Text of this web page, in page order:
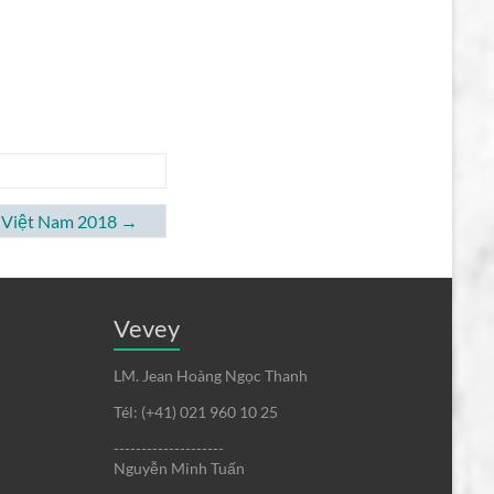
Nam 2018 →
Vevey
LM. Jean Hoàng Ngọc Thanh
Tél: (+41) 021 960 10 25
--------------------
Nguyễn Minh Tuấn